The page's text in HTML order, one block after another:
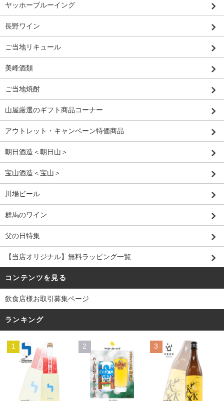
ヤッホーブルーイング
長野ワイン
ご当地リキュール
美峰酒類
ご当地焼酎
山屋厳選のギフト商品コーナー
アウトレット・キャンペーン特価商品
朝日酒造＜朝日山＞
宝山酒造＜宝山＞
川場ビール
群馬のワイン
父の日特集
【当店オリジナル】無料ラッピング一覧
コンテンツを見る
飲食店様お取引募集ページ
ランキング
1 2 3